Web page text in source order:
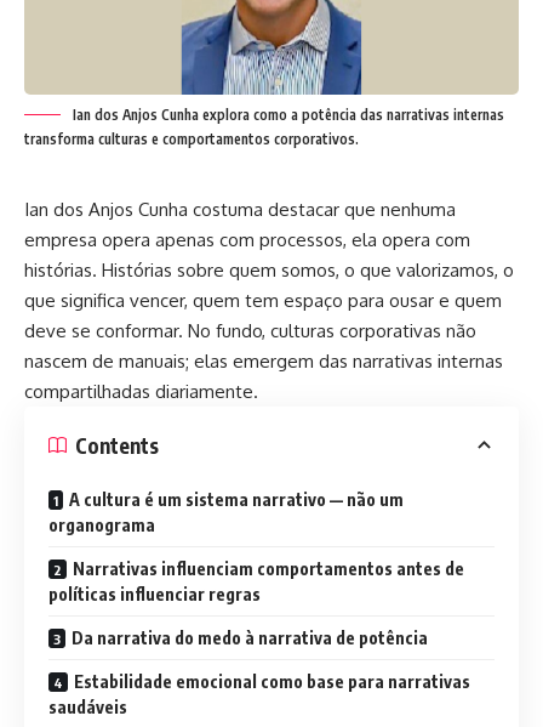
Ian dos Anjos Cunha explora como a potência das narrativas internas
transforma culturas e comportamentos corporativos.
Ian dos Anjos Cunha costuma destacar que nenhuma
empresa opera apenas com processos, ela opera com
histórias. Histórias sobre quem somos, o que valorizamos, o
que significa vencer, quem tem espaço para ousar e quem
deve se conformar. No fundo, culturas corporativas não
nascem de manuais; elas emergem das narrativas internas
compartilhadas diariamente.
Contents
A cultura é um sistema narrativo — não um
organograma
Narrativas influenciam comportamentos antes de
políticas influenciar regras
Da narrativa do medo à narrativa de potência
Estabilidade emocional como base para narrativas
saudáveis